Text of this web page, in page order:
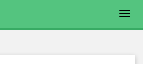
Toggle